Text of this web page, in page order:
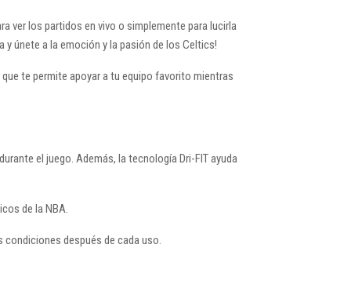
ver los partidos en vivo o simplemente para lucirla
únete a la emoción y la pasión de los Celtics!
te permite apoyar a tu equipo favorito mientras
el juego. Además, la tecnología Dri-FIT ayuda
de la NBA.
condiciones después de cada uso.